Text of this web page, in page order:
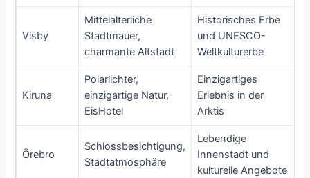
Visby
Mittelalterliche
Stadtmauer,
charmante Altstadt
Historisches Erbe
und UNESCO-
Weltkulturerbe
Kiruna
Polarlichter,
einzigartige Natur,
EisHotel
Einzigartiges
Erlebnis in der
Arktis
Örebro
Schlossbesichtigung,
Stadtatmosphäre
Lebendige
Innenstadt und
kulturelle Angebote